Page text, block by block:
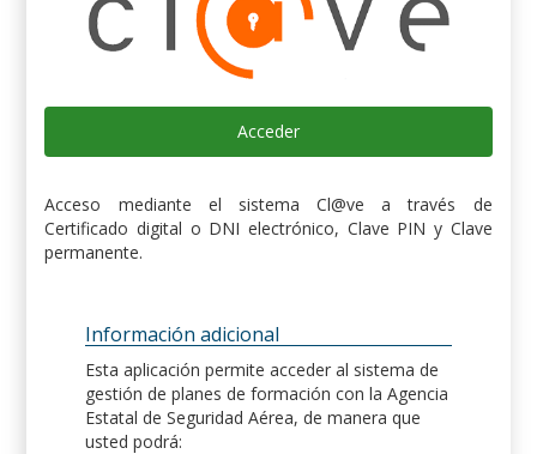
Acceder
Acceso mediante el sistema Cl@ve a través de
Certificado digital o DNI electrónico, Clave PIN y Clave
permanente.
Información adicional
Esta aplicación permite acceder al sistema de
gestión de planes de formación con la Agencia
Estatal de Seguridad Aérea, de manera que
usted podrá: